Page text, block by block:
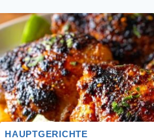
HAUPTGERICHTE